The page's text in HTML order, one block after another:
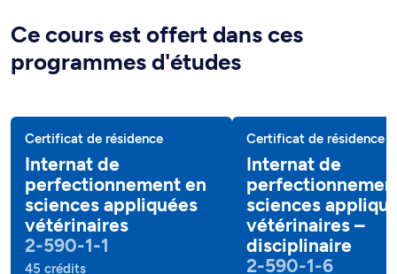
Ce cours est offert dans ces
programmes d'études
Certificat de résidence
Internat de
perfectionnement en
sciences appliquées
vétérinaires
2-590-1-1
45 crédits
Certificat de résidence
Internat de
sciences
vétérinaires –
disciplinaire
2-590-1-6